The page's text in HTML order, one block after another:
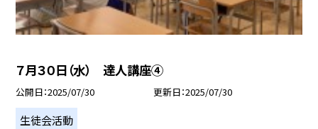
７月３０日（水） 達人講座④
公開日 2025/07/30 更新日 2025/07/30
生徒会活動